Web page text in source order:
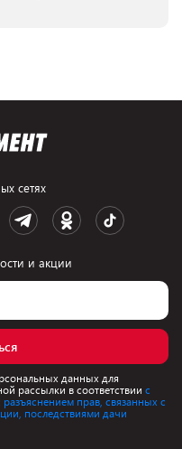
сетях
и акции
данных для
рассылки в соответствии с
разъяснением прав, связанных с
последствиями дачи